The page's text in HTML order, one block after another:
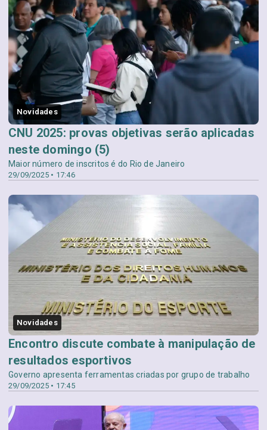
Novidades
29/09/2025 • 17:46
CNU 2025: provas objetivas serão aplicadas
neste domingo (5)
Maior número de inscritos é do Rio de Janeiro
Novidades
29/09/2025 • 17:45
Encontro discute combate à manipulação de
resultados esportivos
Governo apresenta ferramentas criadas por grupo de trabalho